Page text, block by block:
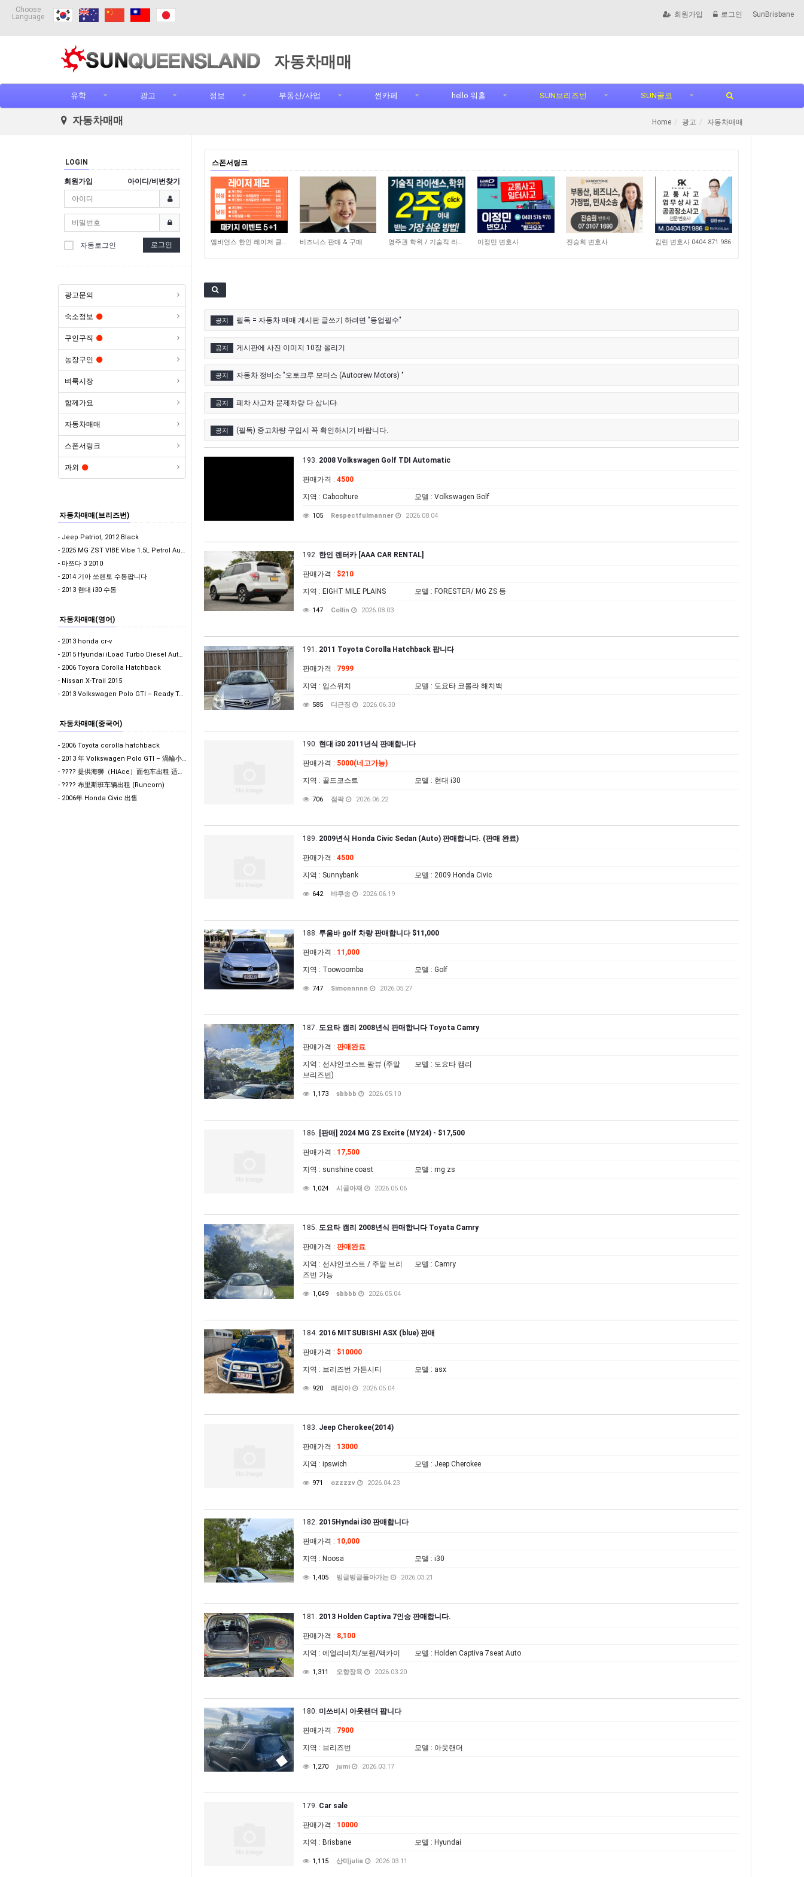
Choose
Language
회원가입 로그인 SunBrisbane
자동차매매
유학 광고 정보 부동산/사업 썬카페 hello 워홀 SUN브리즈번 SUN골코
자동차매매 Home 광고 자동차매매
LOGIN
회원가입 아이디/비번찾기
자동로그인 로그인
광고문의
숙소정보
구인구직
농장구인
벼룩시장
함께가요
자동차매매
스폰서링크
과외
자동차매매(브리즈번)
- Jeep Patriot, 2012 Black
- 2025 MG ZST VIBE Vibe 1.5L Petrol Auto White 판매합니다…
- 마쯔다 3 2010
- 2014 기아 쏘렌토 수동팝니다
- 2013 현대 i30 수동
자동차매매(영어)
- 2013 honda cr-v
- 2015 Hyundai iLoad Turbo Diesel Auto - $13,990 ONO…
- 2006 Toyora Corolla Hatchback
- Nissan X-Trail 2015
- 2013 Volkswagen Polo GTI – Ready To Drive Away
자동차매매(중국어)
- 2006 Toyota corolla hatchback
- 2013 年 Volkswagen Polo GTI – 渦輪小鋼炮
- ???? 提供海狮（HiAce）面包车出租 适合搬家 / 货物运输 / 工地作业使用 欢迎咨询
- ???? 布里斯班车辆出租 (Runcorn)
- 2006年 Honda Civic 出售
스폰서링크
3,769 엠비언스 한인 레이저 클리닉 5,856
비즈니스 판매 & 구매 20,743 영주권 학위 / 기술직 라이센스 최소2주안에 받기! (요리, 페인팅, 용접, 차일드케어 등… 10,962
이정민 변호사 10,715
진승희 변호사 12,919
김린 변호사 0404 871 986
공지 필독 = 자동차 매매 게시판 글쓰기 하려면 "등업필수"
공지 게시판에 사진 이미지 10장 올리기
공지 자동차 정비소 "오토크루 모터스 (Autocrew Motors) "
공지 폐차 사고차 문제차량 다 삽니다.
공지 (필독) 중고차량 구입시 꼭 확인하시기 바랍니다.
193. 2008 Volkswagen Golf TDI Automatic
판매가격 : 4500
지역 : Caboolture 모델 : Volkswagen Golf
105 Respectfulmanner 2026.08.04
192. 한인 렌터카 [AAA CAR RENTAL]
판매가격 : $210
지역 : EIGHT MILE PLAINS 모델 : FORESTER/ MG ZS 등
147 Collin 2026.08.03
191. 2011 Toyota Corolla Hatchback 팝니다
판매가격 : 7999
지역 : 입스위치 모델 : 도요타 코롤라 해치백
585 디근징 2026.06.30
190. 현대 i30 2011년식 판매합니다
판매가격 : 5000(네고가능)
지역 : 골드코스트 모델 : 현대 i30
706 점팍 2026.06.22
189. 2009년식 Honda Civic Sedan (Auto) 판매합니다. (판매 완료)
판매가격 : 4500
지역 : Sunnybank 모델 : 2009 Honda Civic
642 뱌쿠송 2026.06.19
188. 투움바 golf 차량 판매합니다 $11,000
판매가격 : 11,000
지역 : Toowoomba 모델 : Golf
747 Simonnnnn 2026.05.27
187. 도요타 캠리 2008년식 판매합니다 Toyota Camry
판매가격 : 판매완료
지역 : 선샤인코스트 팜뷰 (주말
브리즈번)
모델 : 도요타 캠리
1,173 sbbbb 2026.05.10
186. [판매] 2024 MG ZS Excite (MY24) - $17,500
판매가격 : 17,500
지역 : sunshine coast 모델 : mg zs
1,024 시골아재 2026.05.06
185. 도요타 캠리 2008년식 판매합니다 Toyata Camry
판매가격 : 판매완료
지역 : 선샤인코스트 / 주말 브리
즈번 가능
모델 : Camry
1,049 sbbbb 2026.05.04
184. 2016 MITSUBISHI ASX (blue) 판매
판매가격 : $10000
지역 : 브리즈번 가든시티 모델 : asx
920 레리아 2026.05.04
183. Jeep Cherokee(2014)
판매가격 : 13000
지역 : ipswich 모델 : Jeep Cherokee
971 ozzzzv 2026.04.23
182. 2015Hyndai i30 판매합니다
판매가격 : 10,000
지역 : Noosa 모델 : i30
1,405 빙글빙글돌아가는 2026.03.21
181. 2013 Holden Captiva 7인승 판매합니다.
판매가격 : 8,100
지역 : 에얼리비치/보웬/맥카이 모델 : Holden Captiva 7seat Auto
1,311 오향장육 2026.03.20
180. 미쓰비시 아웃랜더 팝니다
판매가격 : 7900
지역 : 브리즈번 모델 : 아웃랜더
1,270 jumi 2026.03.17
179. Car sale
판매가격 : 10000
지역 : Brisbane 모델 : Hyundai
1,115 산미julia 2026.03.11